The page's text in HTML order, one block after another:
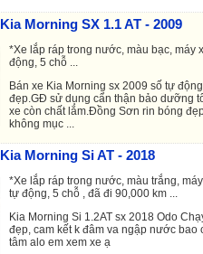
Kia Morning SX 1.1 AT - 2009
*Xe lắp ráp trong nước, màu bạc, máy
động, 5 chỗ ...
Bán xe Kia Morning sx 2009 số tự
đẹp.GĐ sử dụng cẩn thận bảo dưỡng
xe còn chất lắm.Đồng Sơn rin bóng
không mục ...
Kia Morning Si AT - 2018
*Xe lắp ráp trong nước, màu trắng,
tự động, 5 chỗ , đã đi 90,000 km ...
Kia Morning Si 1.2AT sx 2018 Odo
đẹp, cam kết k đâm va ngập nước bao
tâm alo em xem xe ạ